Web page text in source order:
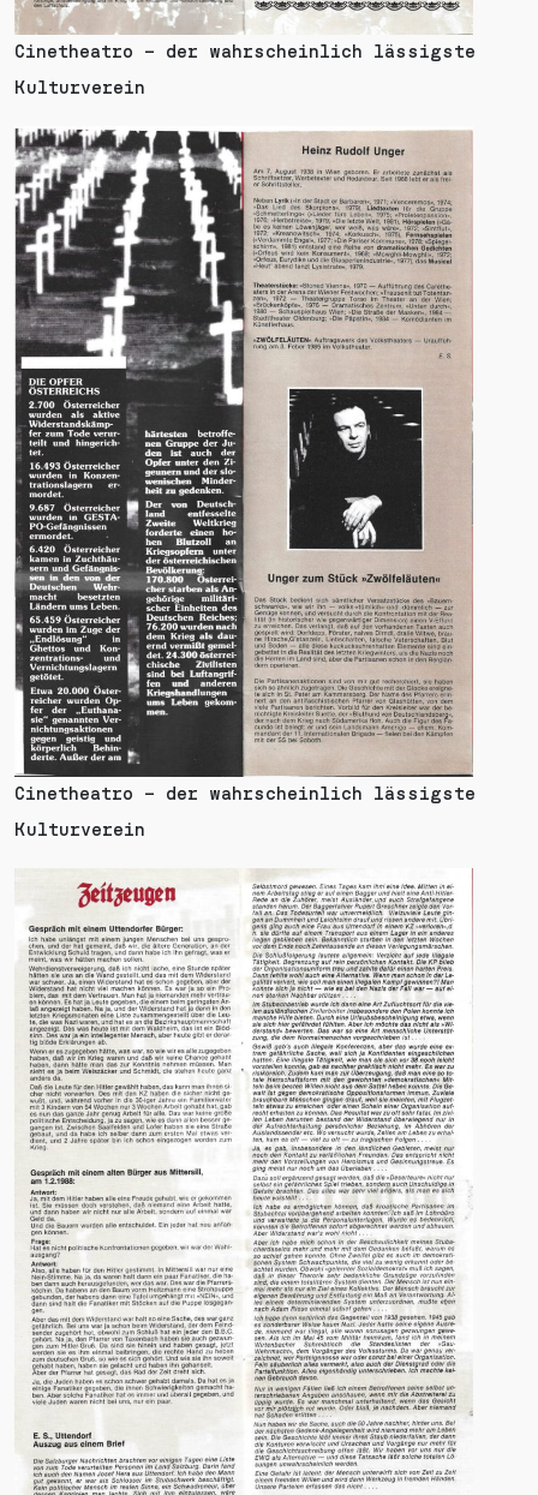
Cinetheatro – der wahrscheinlich lässigste
Kulturverein
Cinetheatro – der wahrscheinlich lässigste
Kulturverein